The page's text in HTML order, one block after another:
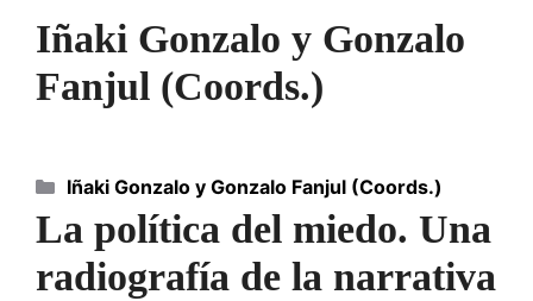
Iñaki Gonzalo y Gonzalo
Fanjul (Coords.)
La política del miedo. Una
radiografía de la narrativa
Categorías
Iñaki Gonzalo y Gonzalo Fanjul (Coords.)